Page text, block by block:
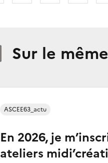
Sur le
En 2026, je
ateliers
ASCEE63_actu